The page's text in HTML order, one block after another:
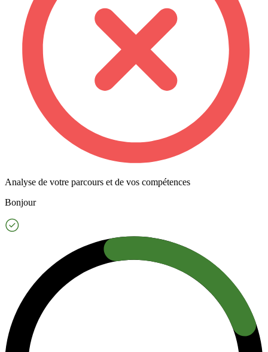
Analyse de votre parcours et de vos compétences
Bonjour